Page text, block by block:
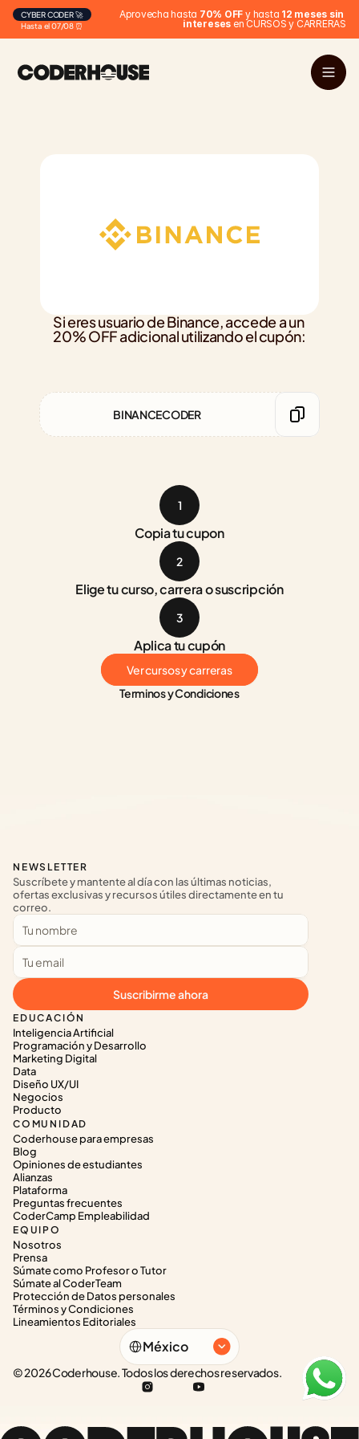
Hasta el 07/08 ⏰
CYBER CODER 🚀 Aprovecha hasta 70% OFF y hasta 12 meses sin
intereses en CURSOS y CARRERAS
Si eres usuario de Binance, accede a un
20% OFF adicional utilizando el cupón:
BINANCECODER
1
Copia tu cupon
2
Elige tu curso, carrera o suscripción
3
Aplica tu cupón
Ver cursos y carreras
Terminos y Condiciones
EDUCACIÓN
Inteligencia Artificial
Programación y Desarrollo
Marketing Digital
Data
Diseño UX/UI
Negocios
Producto
COMUNIDAD
Coderhouse para empresas
Blog
Opiniones de estudiantes
Alianzas
Plataforma
Preguntas frecuentes
CoderCamp Empleabilidad
EQUIPO
Nosotros
Prensa
Súmate como Profesor o Tutor
Súmate al CoderTeam
Protección de Datos personales
Términos y Condiciones
Lineamientos Editoriales
NEWSLETTER
Suscríbete y mantente al día con las últimas noticias,
ofertas exclusivas y recursos útiles directamente en tu
correo.
Suscribirme ahora
Select Language
México
© 2026 Coderhouse. Todos los derechos reservados.